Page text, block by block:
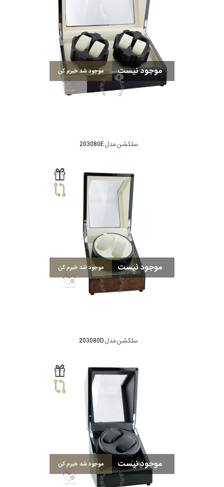
موجود نیست موجود شد خبرم کن
سلکشن مدل 203080E
موجود نیست موجود شد خبرم کن
سلکشن مدل 203080D
موجود نیست موجود شد خبرم کن